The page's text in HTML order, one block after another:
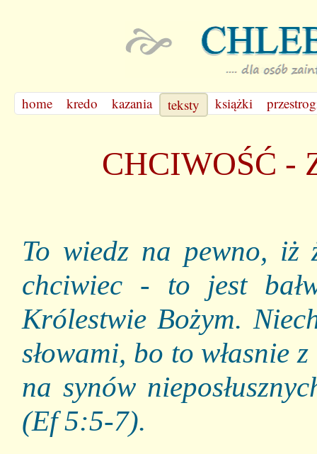
home kredo kazania teksty książki
CHCIWOŚĆ -
To wiedz na pewno, iż
chciwiec - to jest
Królestwie Bożym.
słowami, bo to własnie
na synów
(Ef 5:5-7).